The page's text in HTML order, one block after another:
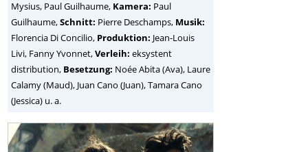
Mysius, Paul Guilhaume, Kamera: Paul
Guilhaume,Schnitt: Pierre Deschamps, Musik:
Florencia Di Concilio, Produktion: Jean-Louis
Livi, Fanny Yvonnet,Verleih: eksystent
distribution, Besetzung: Noée Abita (Ava), Laure
Calamy (Maud), Juan Cano (Juan), Tamara Cano
(Jessica) u. a.